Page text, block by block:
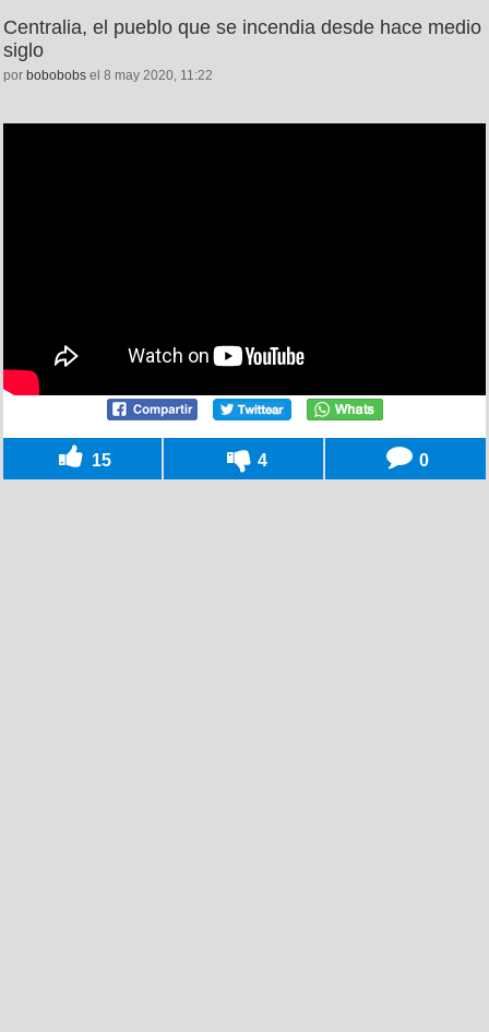
Centralia, el pueblo que se incendia desde hace medio
siglo
por bobobobs el 8 may 2020, 11:22
15 4 0